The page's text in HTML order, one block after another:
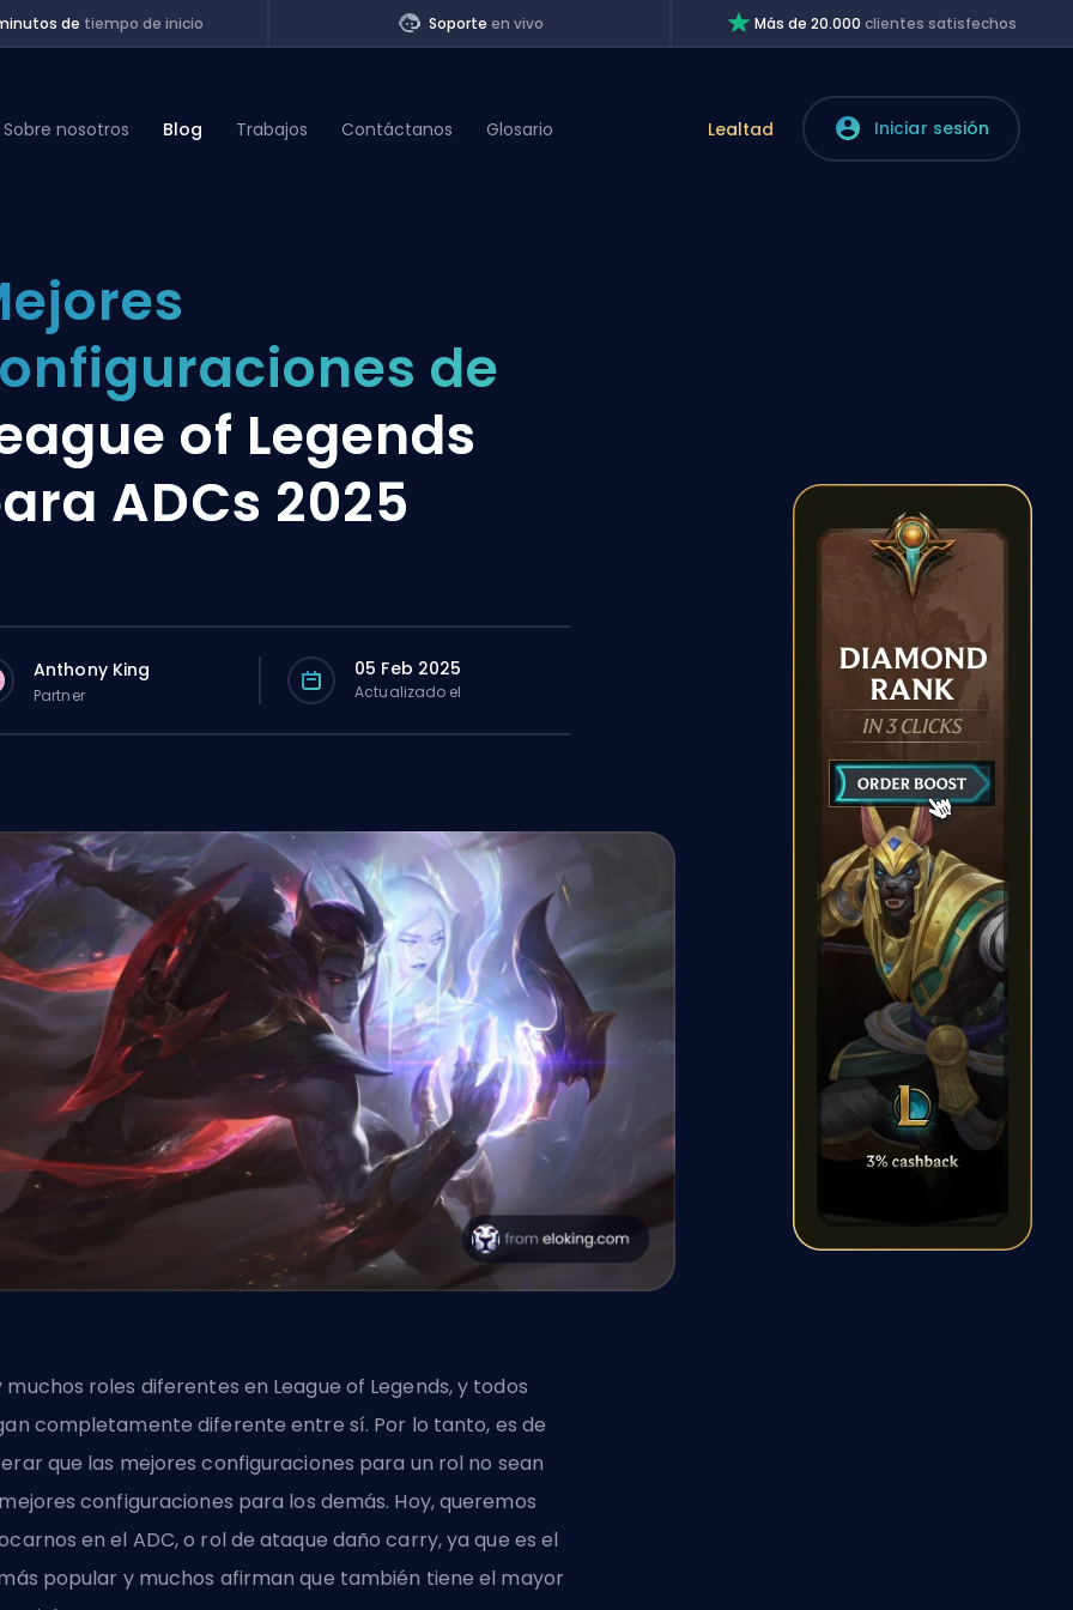
de tiempo de inicio Soporteen vivo Más de 20.000clientes satisfechos
Sobre nosotros Blog Trabajos Contáctanos Glosario Lealtad Iniciar sesión
de
of Legends
ADCs 2025
Anthony King
Partner
05 Feb 2025
Actualizado el
muchos roles diferentes en League of Legends, y todos
completamente diferente entre sí. Por lo tanto, es de
que las mejores configuraciones para un rol no sean
configuraciones para los demás. Hoy, queremos
en el ADC, o rol de ataque daño carry, ya que es el
popular y muchos afirman que también tiene el mayor